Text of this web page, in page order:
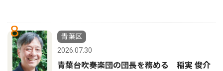
8
青葉区
2026.07.30
青葉台吹奏楽団の団長を務める 稲実 俊介